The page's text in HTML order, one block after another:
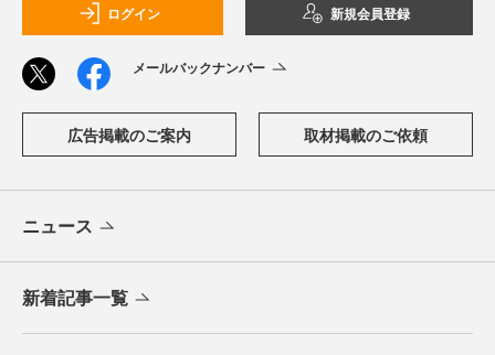
ログイン 新規会員登録
メールバックナンバー
広告掲載のご案内 取材掲載のご依頼
ニュース
新着記事一覧